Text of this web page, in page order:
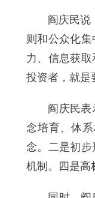
阎庆民说，
则和公众化
力、信息获
投资者，就是
阎庆民表示
念培育、体
念。二是初
机制。四是高